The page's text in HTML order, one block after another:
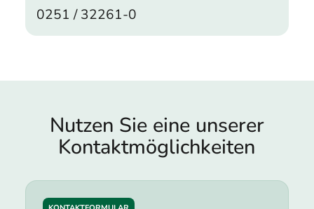
0251 / 32261-0
Nutzen Sie eine unserer
Kontakt­möglichkeiten